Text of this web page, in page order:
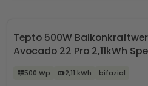
Tepto 500W
Avocado 22 Pro 2,11kWh
500 Wp 2,11 kWh bifazial